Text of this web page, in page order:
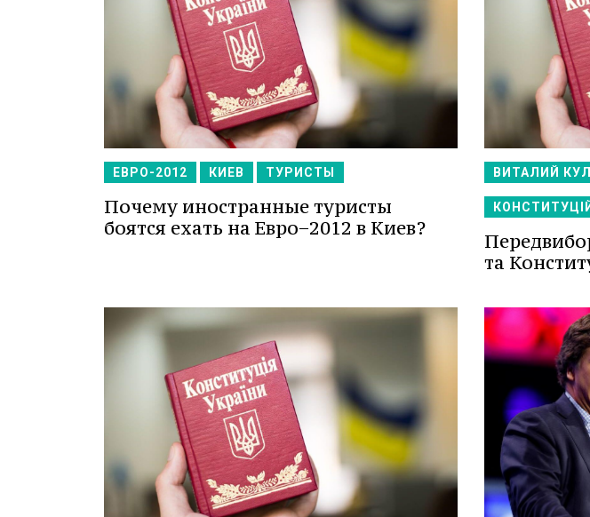
ЕВРО-2012 КИЕВ ТУРИСТЫ
Почему иностранные туристы
боятся ехать на Евро−2012 в Киев?
ВИТАЛИЙ
та